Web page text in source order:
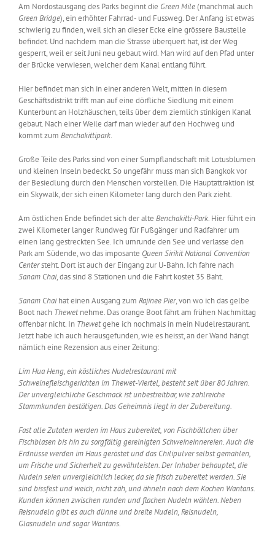
Am Nordostausgang des Parks beginnt die Green Mile(manchmal auch
Green Bridge), ein erhöhter Fahrrad- und Fussweg. Der Anfang ist etwas
schwierig zu finden, weil sich an dieser Ecke eine grössere Baustelle
befindet. Und nachdem man die Strasse überquert hat, ist der Weg
gesperrt, weil er seit Juni neu gebaut wird. Man wird auf den Pfad unter
der Brücke verwiesen, welcher dem Kanal entlang führt.
Hier befindet man sich in einer anderen Welt, mitten in diesem
Geschäftsdistrikt trifft man auf eine dörfliche Siedlung mit einem
Kunterbunt an Holzhäuschen, teils über dem ziemlich stinkigen Kanal
gebaut. Nach einer Weile darf man wieder auf den Hochweg und
kommt zum Benchakittipark.
Große Teile des Parks sind von einer Sumpflandschaft mit Lotusblumen
und kleinen Inseln bedeckt. So ungefähr muss man sich Bangkok vor
der Besiedlung durch den Menschen vorstellen. Die Hauptattraktion ist
ein Skywalk, der sich einen Kilometer lang durch den Park zieht.
Am östlichen Ende befindet sich der alte Benchakitti-Park. Hier führt ein
zwei Kilometer langer Rundweg für Fußgänger und Radfahrer um
einen lang gestreckten See. Ich umrunde den See und verlasse den
Park am Südende, wo das imposante QueenSirikit National Convention
Centersteht. Dort ist auch der Eingang zur U-Bahn. Ich fahre nach
Sanam Chai, das sind 8 Stationen und die Fahrt kostet 35 Baht.
Sanam Chaihat einen Ausgang zum RajineePier, von wo ich das gelbe
Boot nach Thewetnehme. Das orange Boot fährt am frühen Nachmittag
offenbar nicht. In Thewetgehe ich nochmals in mein Nudelrestaurant.
Jetzt habe ich auch herausgefunden, wie es heisst, an der Wand hängt
nämlich eine Rezension aus einer Zeitung:
Lim Hua Heng, ein köstliches Nudelrestaurant mit
Schweinefleischgerichten im Thewet-Viertel, besteht seit über 80 Jahren.
Der unvergleichliche Geschmack ist unbestreitbar, wie zahlreiche
Stammkunden bestätigen. Das Geheimnis liegt in der Zubereitung.
Fast alle Zutaten werden im Haus zubereitet, von Fischbällchen über
Fischblasen bis hin zu sorgfältig gereinigten Schweineinnereien. Auch die
Erdnüsse werden im Haus geröstet und das Chilipulver selbst gemahlen,
um Frische und Sicherheit zu gewährleisten. Der Inhaber behauptet, die
Nudeln seien unvergleichlich lecker, da sie frisch zubereitet werden. Sie
sind bissfest und weich, nicht zäh, und ähneln nach dem Kochen Wantans.
Kunden können zwischen runden und flachen Nudeln wählen. Neben
Reisnudeln gibt es auch dünne und breite Nudeln, Reisnudeln,
Glasnudeln und sogar Wantans.